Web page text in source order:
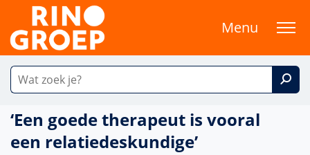
Menu
‘Een goede therapeut is vooral
een relatiedeskundige’